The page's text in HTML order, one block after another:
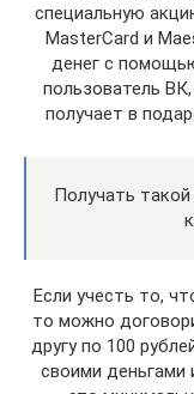
специальную
MasterCard и
денег с
пользователь
получает в
Получать
Если учесть то,
то можно
другу по 100
своими деньгами